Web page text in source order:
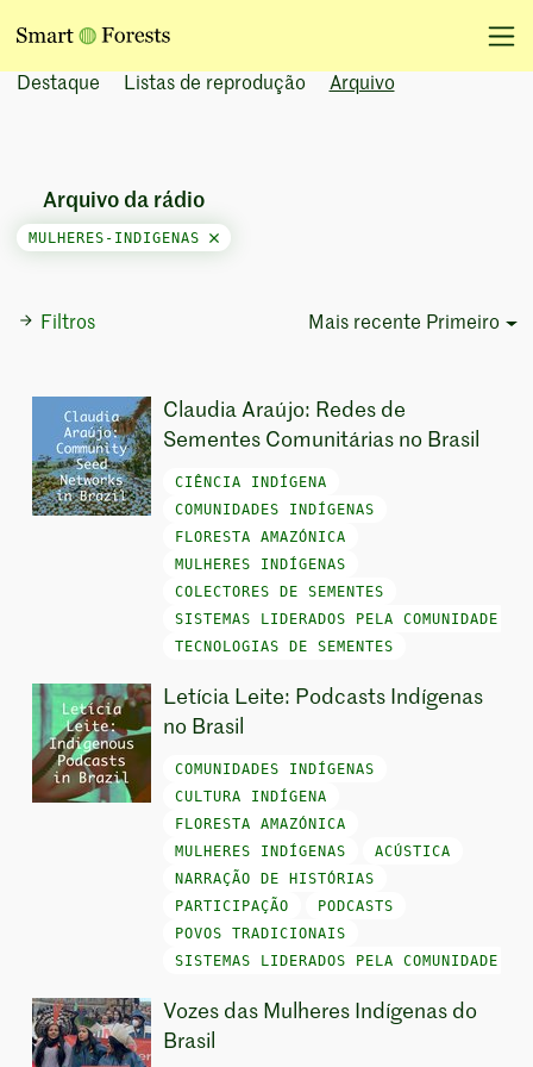
Destaque Listas de reprodução Arquivo
Filtros Mais recente Primeiro
Arquivo da rádio
MULHERES-INDIGENAS
Claudia Araújo: Redes de
Sementes Comunitárias no Brasil
CIÊNCIA INDÍGENA
COMUNIDADES INDÍGENAS
FLORESTA AMAZÓNICA
MULHERES INDÍGENAS
COLECTORES DE SEMENTES
SISTEMAS LIDERADOS PELA COMUNIDADE
TECNOLOGIAS DE SEMENTES
Letícia Leite: Podcasts Indígenas
no Brasil
COMUNIDADES INDÍGENAS
CULTURA INDÍGENA
FLORESTA AMAZÓNICA
MULHERES INDÍGENAS
ACÚSTICA
NARRAÇÃO DE HISTÓRIAS
PARTICIPAÇÃO
PODCASTS
POVOS TRADICIONAIS
SISTEMAS LIDERADOS PELA COMUNIDADE
Vozes das Mulheres Indígenas do
Brasil